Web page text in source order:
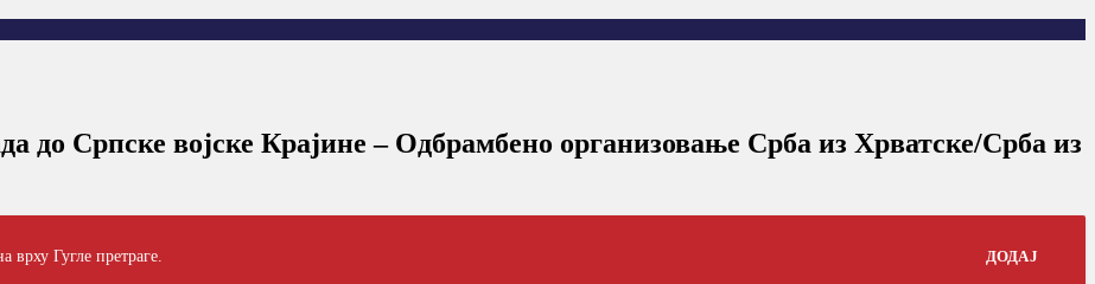
војске Крајине – Одбрамбено организовање Срба из Хрватске/Срба из
врху Гугле претраге. ДОДАЈ